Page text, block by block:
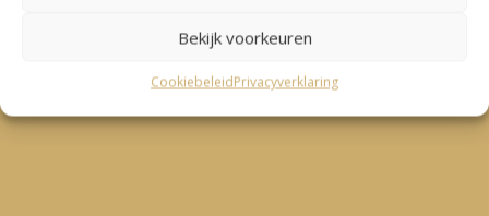
Bekijk voorkeuren
CookiebeleidPrivacyverklaring